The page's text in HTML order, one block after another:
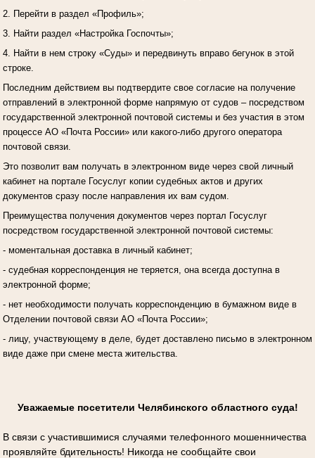
2. Перейти в раздел «Профиль»;
3. Найти раздел «Настройка Госпочты»;
4. Найти в нем строку «Суды» и передвинуть вправо бегунок в этой
строке.
Последним действием вы подтвердите свое согласие на получение
отправлений в электронной форме напрямую от судов – посредством
государственной электронной почтовой системы и без участия в этом
процессе АО «Почта России» или какого-либо другого оператора
почтовой связи.
Это позволит вам получать в электронном виде через свой личный
кабинет на портале Госуслуг копии судебных актов и других
документов сразу после направления их вам судом.
Преимущества получения документов через портал Госуслуг
посредством государственной электронной почтовой системы:
- моментальная доставка в личный кабинет;
- судебная корреспонденция не теряется, она всегда доступна в
электронной форме;
- нет необходимости получать корреспонденцию в бумажном виде в
Отделении почтовой связи АО «Почта России»;
- лицу, участвующему в деле, будет доставлено письмо в электронном
виде даже при смене места жительства.
Уважаемые посетители Челябинского областного суда!
В связи с участившимися случаями телефонного мошенничества
проявляйте бдительность! Никогда не сообщайте свои